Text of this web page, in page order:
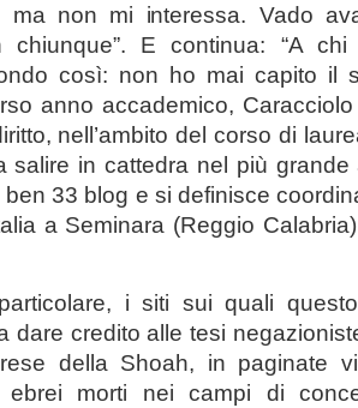
ma non mi interessa. Vado
chiunque”. E continua: “A
così: non ho mai capito il
anno accademico,
nell’ambito del corso di
salire in cattedra nel più grande
33 blog e si definisce
a Seminara (Reggio
i siti sui quali
dare credito alle tesi
della Shoah, in paginate
ebrei morti nei campi di